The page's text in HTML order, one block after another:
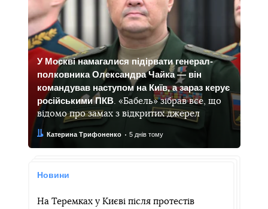
У Москві намагалися підірвати генерал-
полковника Олександра Чайка — він
командував наступом на Київ, а зараз керує
російськими ПКВ. «Бабель» зібрав все, що
відомо про замах з відкритих джерел
Автор:
Катерина Трифоненко
Дата: 5 днів тому
Новини
На Теремках у Києві після протестів